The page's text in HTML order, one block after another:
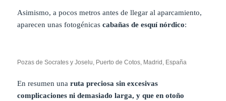
Asimismo, a pocos metros antes de llegar al aparcamiento,
aparecen unas fotogénicascabañas de esquí nórdico:
Pozas de Socrates y Joselu, Puerto de Cotos, Madrid, España
En resumen unaruta preciosa sin excesivas
complicaciones ni demasiado larga, y que en otoño